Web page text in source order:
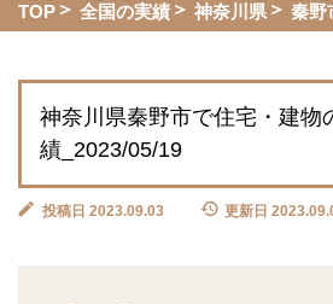
TOP 全国の実績 神奈川県 秦野
神奈川県秦野市で住宅・建物
績_2023/05/19
投稿日 2023.09.03 更新日